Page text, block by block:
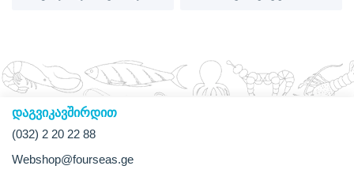
დაგვიკავშირდით
(032) 2 20 22 88
Webshop@fourseas.ge